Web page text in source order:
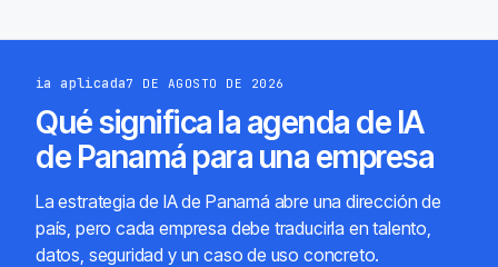
ia aplicada7 DE AGOSTO DE 2026
Qué significa la agenda de IA
de Panamá para una empresa
La estrategia de IA de Panamá abre una dirección de
país, pero cada empresa debe traducirla en talento,
datos, seguridad y un caso de uso concreto.